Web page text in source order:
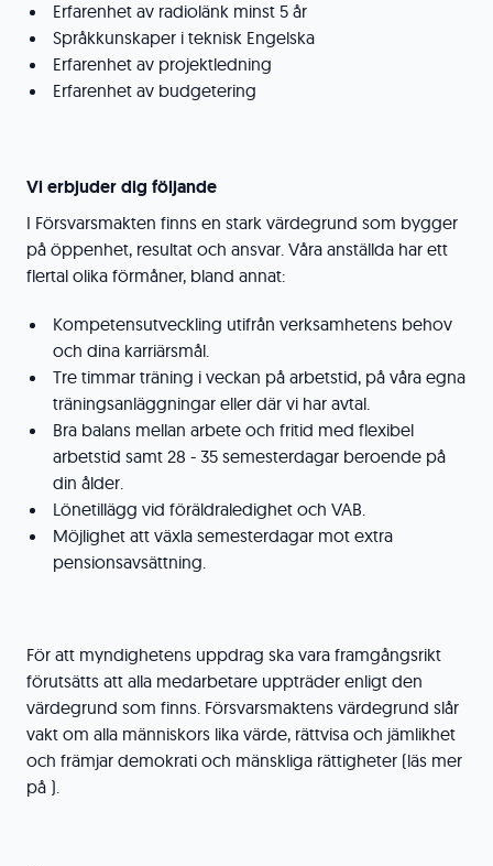
Erfarenhet av radiolänk minst 5 år
Språkkunskaper i teknisk Engelska
Erfarenhet av projektledning
Erfarenhet av budgetering
Vi erbjuder dig följande
I Försvarsmakten finns en stark värdegrund som bygger
på öppenhet, resultat och ansvar. Våra anställda har ett
flertal olika förmåner, bland annat:
Kompetensutveckling utifrån verksamhetens behov
och dina karriärsmål.
Tre timmar träning i veckan på arbetstid, på våra egna
träningsanläggningar eller där vi har avtal.
Bra balans mellan arbete och fritid med flexibel
arbetstid samt 28 - 35 semesterdagar beroende på
din ålder.
Lönetillägg vid föräldraledighet och VAB.
Möjlighet att växla semesterdagar mot extra
pensionsavsättning.
För att myndighetens uppdrag ska vara framgångsrikt
förutsätts att alla medarbetare uppträder enligt den
värdegrund som finns. Försvarsmaktens värdegrund slår
vakt om alla människors lika värde, rättvisa och jämlikhet
och främjar demokrati och mänskliga rättigheter (läs mer
på ).